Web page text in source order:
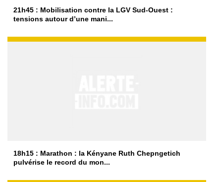
21h45 : Mobilisation contre la LGV Sud-Ouest :
tensions autour d’une mani...
18h15 : Marathon : la Kényane Ruth Chepngetich
pulvérise le record du mon...